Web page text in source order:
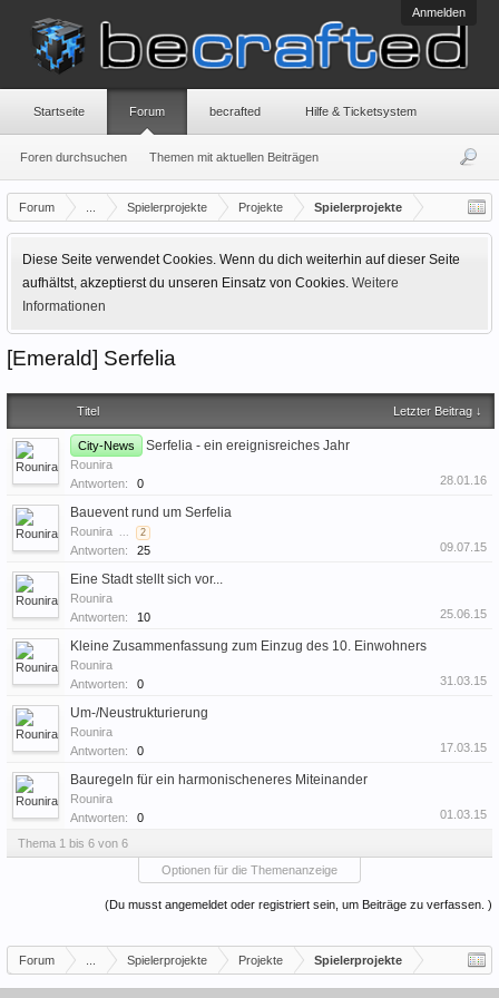
Anmelden
Forum Spielerprojekte Projekte Spielerprojekte
Diese Seite verwendet Cookies. Wenn du dich weiterhin auf dieser Seite
aufhältst, akzeptierst du unseren Einsatz von Cookies. Weitere
Informationen
[Emerald] Serfelia
Titel Letzter Beitrag ↓
City-News Serfelia - ein ereignisreiches Jahr
Rounira
Antworten:
0 28.01.16
Bauevent rund um Serfelia
Rounira ... 2
Antworten: 25 09.07.15
Eine Stadt stellt sich vor...
Rounira
Antworten:
10 25.06.15
Kleine Zusammenfassung zum Einzug des 10. Einwohners
Rounira
Antworten:
0 31.03.15
Um-/Neustrukturierung
Rounira
Antworten:
0 17.03.15
Bauregeln für ein harmonischeneres Miteinander
Rounira
Antworten:
0 01.03.15
Thema 1 bis 6 von 6
Optionen für die Themenanzeige
(Du musst angemeldet oder registriert sein, um Beiträge zu verfassen. )
Forum Spielerprojekte Projekte Spielerprojekte
Startseite Forum
Foren durchsuchen Themen mit aktuellen Beiträgen
becrafted Hilfe & Ticketsystem